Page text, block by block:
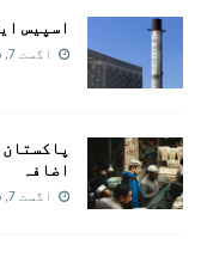
اسپیس
اگست 7, 2026
اضافہ
اگست 7, 2026